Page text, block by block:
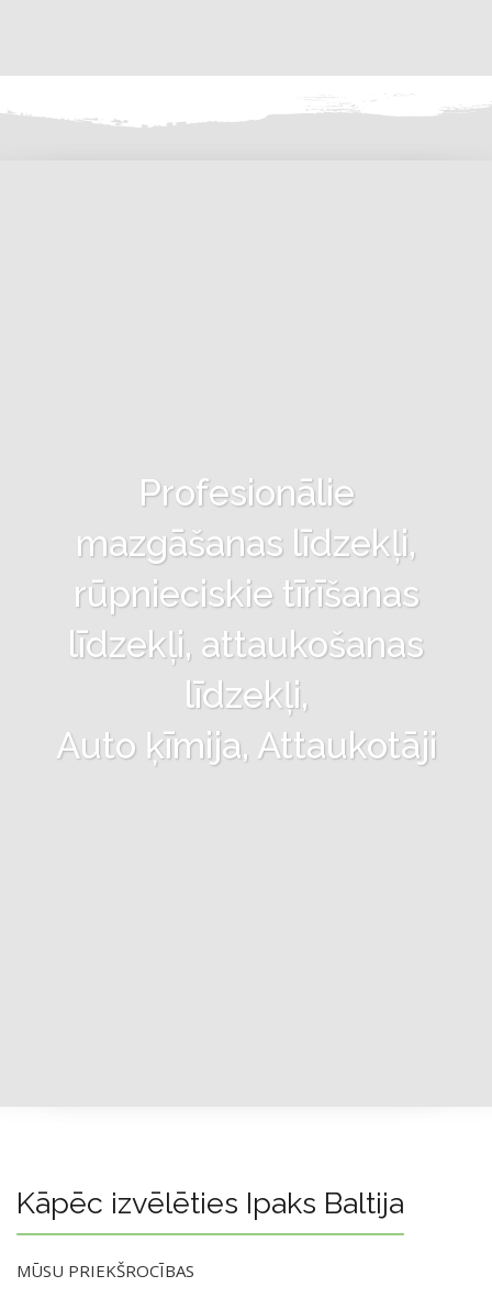
Profesionālie
mazgāšanas līdzekļi,
rūpnieciskie tīrīšanas
līdzekļi, attaukošanas
līdzekļi,
Auto ķīmija, Attaukotāji
Kāpēc izvēlēties Ipaks Baltija
MŪSU PRIEKŠROCĪBAS